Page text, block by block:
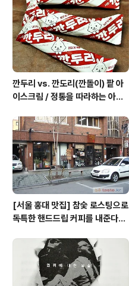
깐두리 vs. 깐도리(깐돌이) 팥 아
이스크림 / 정통을 따라하는 아류
스크림
[서울 홍대 맛집] 참숯 로스팅으로
독특한 핸드드립 커피를 내준다는